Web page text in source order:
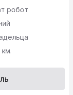
робот